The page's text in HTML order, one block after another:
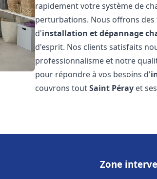
rapidement votre système de
perturbations. Nous offrons
d'installation et dépannage
d'esprit. Nos clients satisfaits
professionnalisme et notre
pour répondre à vos besoins d'
couvrons toutSaint Péray et
Zone